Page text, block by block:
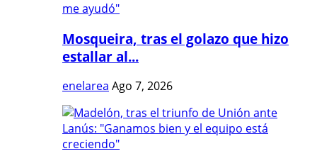
Mosqueira, tras el golazo que hizo
estallar al...
enelarea Ago 7, 2026